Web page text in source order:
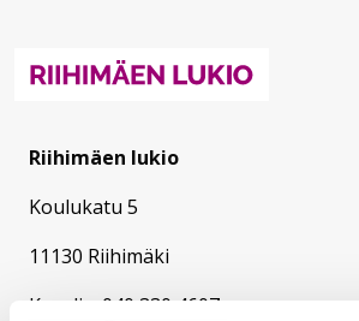
Riihimäen lukio
Koulukatu 5
11130 Riihimäki
Kanslia: 040 330 4607